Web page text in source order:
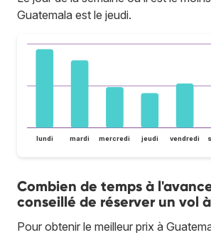
Guatemala est le jeudi.
lundi mardi mercredi jeudi vendredi
Combien de temps à
conseillé de réserver un vol
Pour obtenir le meilleur prix à